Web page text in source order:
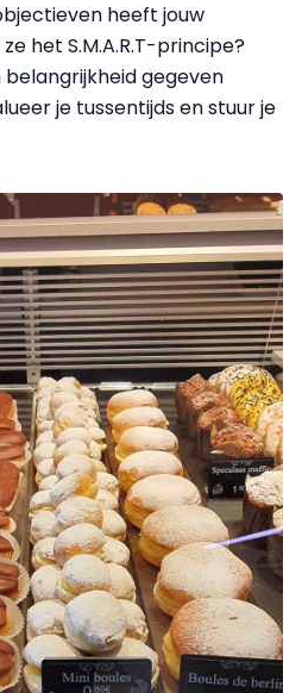
heeft jouw
het S.M.A.R.T-principe?
belangrijkheid gegeven
je tussentijds en stuur je